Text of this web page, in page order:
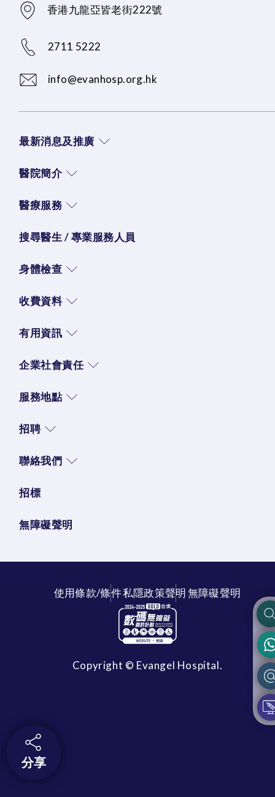
香港九龍亞皆老街222號
2711 5222
info@evanhosp.org.hk
最新消息及推廣
醫院簡介
醫療服務
搜尋醫生 / 專業服務人員
身體檢查
收費資料
有用資訊
企業社會責任
服務地點
招聘
聯絡我們
招標
無障礙聲明
使用條款/條件私隱政策聲明無障礙聲明
Copyright © Evangel Hospital.
分享